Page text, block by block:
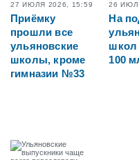
27 ИЮЛЯ 2026, 15:59
Приёмку
прошли все
ульяновские
школы, кроме
гимназии №33
26
На
школ
100